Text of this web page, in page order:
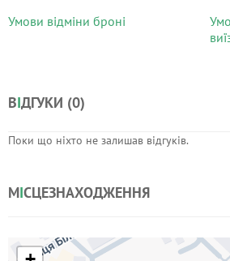
Умови відміни броні
ВІДГУКИ (0)
Поки що ніхто не залишав відгуків.
МІСЦЕЗНАХОДЖЕННЯ